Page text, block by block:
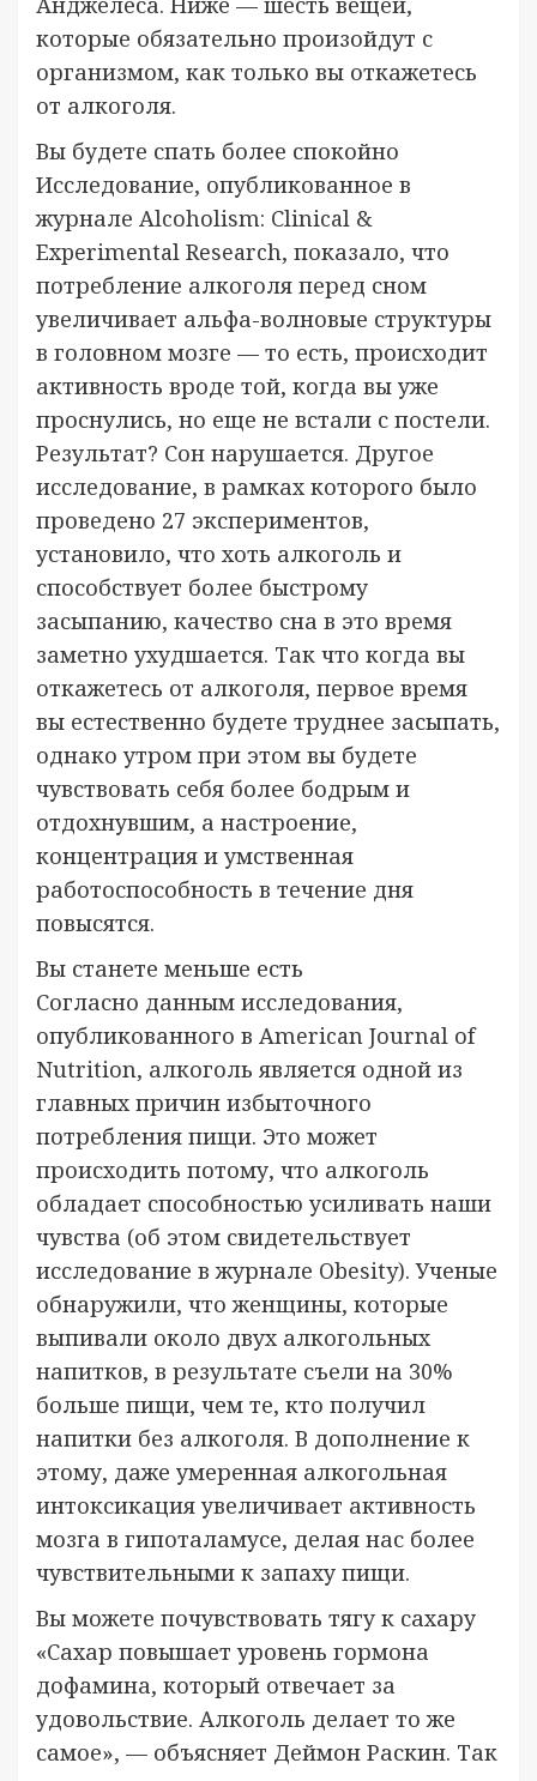
которые обязательно произойдут с
организмом, как только вы откажетесь
от алкоголя.
Вы будете спать более спокойно
Исследование, опубликованное в
журнале Alcoholism: Clinical &
Experimental Research, показало, что
потребление алкоголя перед сном
увеличивает альфа-волновые структуры
в головном мозге — то есть, происходит
активность вроде той, когда вы уже
проснулись, но еще не встали с постели.
Результат? Сон нарушается. Другое
исследование, в рамках которого было
проведено 27 экспериментов,
установило, что хоть алкоголь и
способствует более быстрому
засыпанию, качество сна в это время
заметно ухудшается. Так что когда вы
откажетесь от алкоголя, первое время
вы естественно будете труднее засыпать,
однако утром при этом вы будете
чувствовать себя более бодрым и
отдохнувшим, а настроение,
концентрация и умственная
работоспособность в течение дня
повысятся.
Вы станете меньше есть
Согласно данным исследования,
опубликованного в American Journal of
Nutrition, алкоголь является одной из
главных причин избыточного
потребления пищи. Это может
происходить потому, что алкоголь
обладает способностью усиливать наши
чувства (об этом свидетельствует
исследование в журнале Obesity). Ученые
обнаружили, что женщины, которые
выпивали около двух алкогольных
напитков, в результате съели на 30%
больше пищи, чем те, кто получил
напитки без алкоголя. В дополнение к
этому, даже умеренная алкогольная
интоксикация увеличивает активность
мозга в гипоталамусе, делая нас более
чувствительными к запаху пищи.
Вы можете почувствовать тягу к сахару
«Сахар повышает уровень гормона
дофамина, который отвечает за
удовольствие. Алкоголь делает то же
самое», — объясняет Деймон Раскин. Так